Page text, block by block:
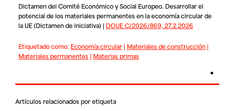
Dictamen del Comité Económico y Social Europeo. Desarrollar el
potencial de los materiales permanentes en la economía circular de
la UE (Dictamen de iniciativa) | DOUE C/2026/869, 27.2.2026
Etiquetado como: Economía circular| Materiales de construcción|
Materiales permanentes| Materias primas
Artículos relacionados por etiqueta